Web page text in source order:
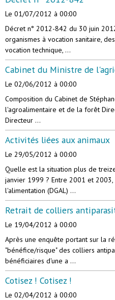
Le 01/07/2012 à 00:00
Décret n° 2012-842 du 30 juin
organismes à vocation sanitaire,
vocation technique, ...
Cabinet du Ministre de
Le 02/06/2012 à 00:00
Composition du Cabinet de
l'agroalimentaire et de la forêt
Directeur ...
Activités liées aux animaux
Le 29/05/2012 à 00:00
Quelle est la situation plus de
janvier 1999 ? Entre 2001 et
l'alimentation (DGAL) ...
Retrait de colliers
Le 19/04/2012 à 00:00
Après une enquête portant sur la
"bénéfice/risque" des colliers
bénéficiaires d'une a ...
Cotisez ! Cotisez !
Le 02/04/2012 à 00:00